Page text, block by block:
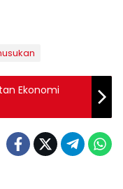
Ekonomi